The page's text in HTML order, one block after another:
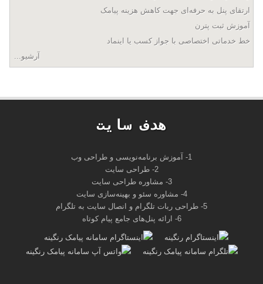
ارتقای پنل به حرفه‌ای جهت کاهش هزینه پیامک
آموزش ثبت پترن
خط خدماتی اختصاصی با جواز کسب یا اینماد
آرشیو...
هدف سايت
1- آموزش برنامه‌نویسی و طراحی وب
2- طراحی سایت
3- مشاوره طراحی سایت
4- مشاوره سئو و بهینه‌سازی سایت
5- طراحی ربات تلگرام و انصال سایت به تلگرام
6- ارائه پنل‌های جامع پیام کوتاه